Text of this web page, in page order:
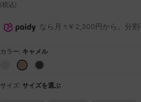
(税込)
なら月々¥ 2,300円から。分
カラー: キャメル
サイズ: サイズを選ぶ